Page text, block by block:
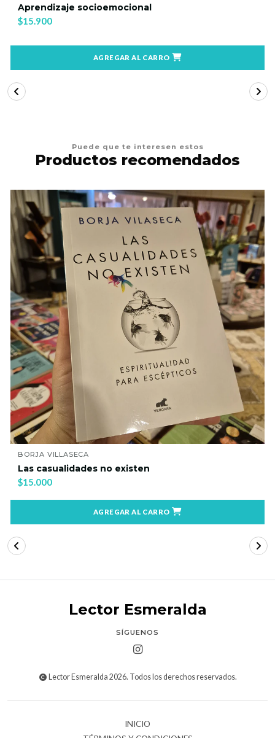
Aprendizaje socioemocional
$15.900
AGREGAR AL CARRO
Puede que te interesen estos
Productos recomendados
BORJA VILLASECA
Las casualidades no existen
$15.000
AGREGAR AL CARRO
Lector Esmeralda
SÍGUENOS
Lector Esmeralda 2026. Todos los derechos reservados.
INICIO